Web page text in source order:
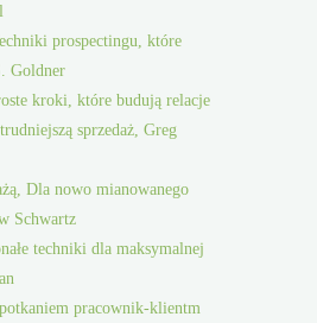
prospectingu, które
Goldner
kroki, które budują relacje
sprzedaż, Greg
Dla nowo mianowanego
Schwartz
techniki dla maksymalnej
pracownik-klientm